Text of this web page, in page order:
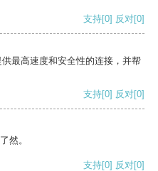
支持[0] 反对[0]
最高速度和安全性的连接，并帮
支持[0] 反对[0]
然。
支持[0] 反对[0]